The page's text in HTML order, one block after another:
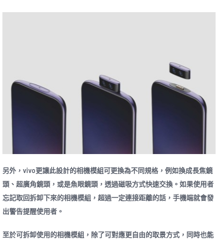
另外，vivo更讓此設計的相機模組可更換為不同規格，例如換成長焦鏡
頭、超廣角鏡頭，或是魚眼鏡頭，透過磁吸方式快速交換。如果使用者
忘記取回拆卸下來的相機模組，超過一定連接距離的話，手機端就會發
出警告提醒使用者。
至於可拆卸使用的相機模組，除了可對應更自由的取景方式，同時也能